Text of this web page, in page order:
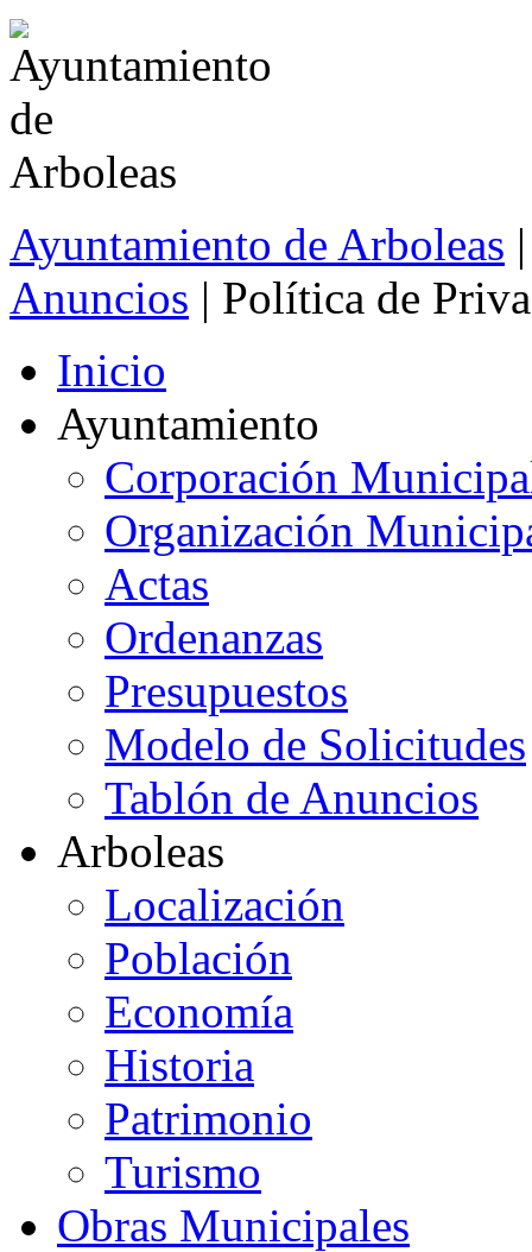
Ayuntamiento de Arboleas
Anuncios | Política de
Inicio
Ayuntamiento
Corporación
Organización
Actas
Ordenanzas
Presupuestos
Modelo de Solicitudes
Tablón de Anuncios
Arboleas
Localización
Población
Economía
Historia
Patrimonio
Turismo
Obras Municipales